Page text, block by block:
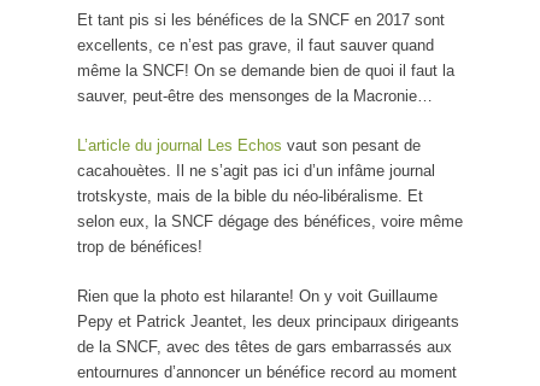
Et tant pis si les bénéfices de la SNCF en 2017 sont
excellents, ce n’est pas grave, il faut sauver quand
même la SNCF! On se demande bien de quoi il faut la
sauver, peut-être des mensonges de la Macronie…
L’article du journal Les Echos vaut son pesant de
cacahouètes. Il ne s’agit pas ici d’un infâme journal
trotskyste, mais de la bible du néo-libéralisme. Et
selon eux, la SNCF dégage des bénéfices, voire même
trop de bénéfices!
Rien que la photo est hilarante! On y voit Guillaume
Pepy et Patrick Jeantet, les deux principaux dirigeants
de la SNCF, avec des têtes de gars embarrassés aux
entournures d’annoncer un bénéfice record au moment